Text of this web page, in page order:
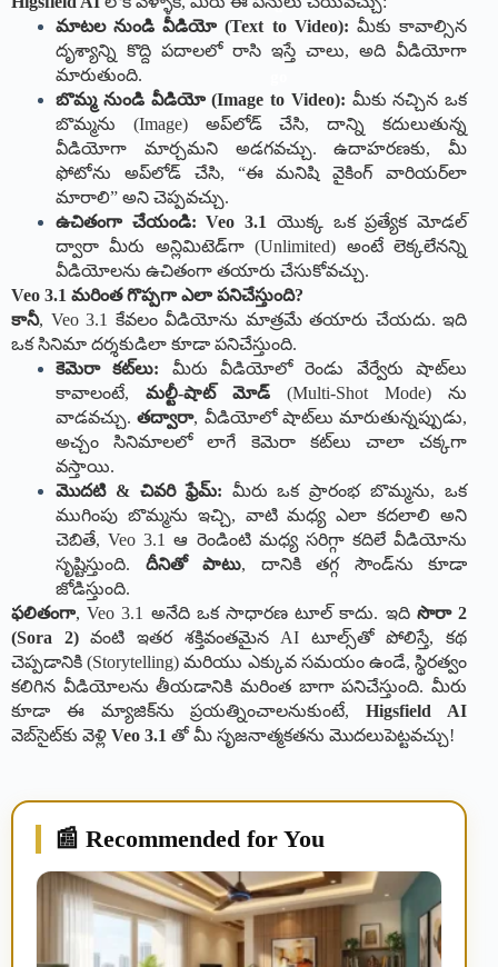
మాటల నుండి వీడియో (Text to Video): మీకు కావాల్సిన
దృశ్యాన్ని కొద్ది పదాలలో రాసి ఇస్తే చాలు, అది వీడియోగా
మారుతుంది.
బొమ్మ నుండి వీడియో (Image to Video): మీకు నచ్చిన ఒక
బొమ్మను (Image) అప్‌లోడ్ చేసి, దాన్ని కదులుతున్న
వీడియోగా మార్చమని అడగవచ్చు. ఉదాహరణకు, మీ
ఫోటోను అప్‌లోడ్ చేసి, “ఈ మనిషి వైకింగ్ వారియర్‌లా
మారాలి” అని చెప్పవచ్చు.
ఉచితంగా చేయండి: Veo 3.1
యొక్క ఒక ప్రత్యేక మోడల్
ద్వారా మీరు అన్లిమిటెడ్‌గా (Unlimited) అంటే లెక్కలేనన్ని
వీడియోలను ఉచితంగా తయారు చేసుకోవచ్చు.
Veo 3.1 మరింత గొప్పగా ఎలా పనిచేస్తుంది?
కానీ, Veo 3.1 కేవలం వీడియోను మాత్రమే తయారు చేయదు. ఇది
ఒక సినిమా దర్శకుడిలా కూడా పనిచేస్తుంది.
కెమెరా కట్‌లు: మీరు వీడియోలో రెండు వేర్వేరు షాట్‌లు
కావాలంటే,మల్టీ-షాట్ మోడ్ (Multi-Shot Mode) ను
వాడవచ్చు.తద్వారా, వీడియోలో షాట్‌లు మారుతున్నప్పుడు,
అచ్చం సినిమాలలో లాగే కెమెరా కట్‌లు చాలా చక్కగా
వస్తాయి.
మొదటి & చివరి ఫ్రేమ్: మీరు ఒక ప్రారంభ బొమ్మను, ఒక
ముగింపు బొమ్మను ఇచ్చి, వాటి మధ్య ఎలా కదలాలి అని
చెబితే, Veo 3.1 ఆ రెండింటి మధ్య సరిగ్గా కదిలే వీడియోను
సృష్టిస్తుంది. దీనితో పాటు, దానికి తగ్గ సౌండ్‌ను కూడా
జోడిస్తుంది.
ఫలితంగా, Veo 3.1 అనేది ఒక సాధారణ టూల్ కాదు. ఇది సొరా 2
(Sora 2)వంటి ఇతర శక్తివంతమైన AI టూల్స్‌తో పోలిస్తే, కథ
చెప్పడానికి (Storytelling) మరియు ఎక్కువ సమయం ఉండే, స్థిరత్వం
కలిగిన వీడియోలను తీయడానికి మరింత బాగా పనిచేస్తుంది. మీరు
కూడా ఈ మ్యాజిక్‌ను ప్రయత్నించాలనుకుంటే,Higsfield AI
వెబ్‌సైట్‌కు వెళ్లి Veo 3.1 తో మీ సృజనాత్మకతను మొదలుపెట్టవచ్చు!
📰 Recommended for You